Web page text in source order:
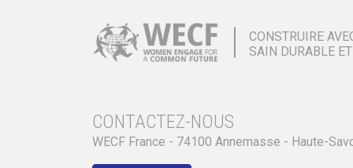
CONSTRUIRE
SAIN DURABLE
CONTACTEZ-NOUS
WECF France - 74100 Annemasse - Haute-